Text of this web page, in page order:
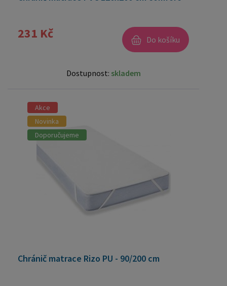
231 Kč Do košíku
Dostupnost: skladem
Akce
Novinka
Doporučujeme
Chránič matrace Rizo PU - 90/200 cm